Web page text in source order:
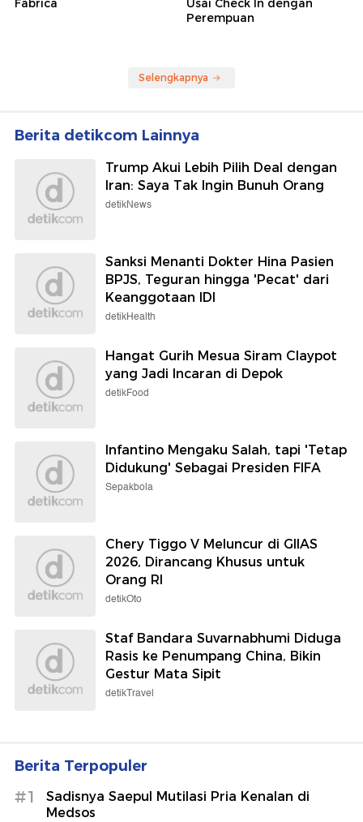
Fabrica
Usai Check In dengan
Perempuan
Selengkapnya
Berita detikcom Lainnya
Trump Akui Lebih Pilih Deal dengan
Iran: Saya Tak Ingin Bunuh Orang
detikNews
Sanksi Menanti Dokter Hina Pasien
BPJS, Teguran hingga 'Pecat' dari
Keanggotaan IDI
detikHealth
Hangat Gurih Mesua Siram Claypot
yang Jadi Incaran di Depok
detikFood
Infantino Mengaku Salah, tapi 'Tetap
Didukung' Sebagai Presiden FIFA
Sepakbola
Chery Tiggo V Meluncur di GIIAS
2026, Dirancang Khusus untuk
Orang RI
detikOto
Staf Bandara Suvarnabhumi Diduga
Rasis ke Penumpang China, Bikin
Gestur Mata Sipit
detikTravel
Berita Terpopuler
#1
Sadisnya Saepul Mutilasi Pria Kenalan di
Medsos